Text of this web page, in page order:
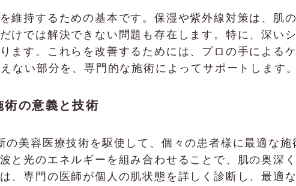
維持するための基本です。保湿や紫外線対策は、肌
けでは解決できない問題も存在します。特に、深い
ます。これらを改善するためには、プロの手による
ない部分を、専門的な施術によってサポートします。
の意義と技術
美容医療技術を駆使して、個々の患者様に最適な施
と光のエネルギーを組み合わせることで、肌の奥深
、専門の医師が個人の肌状態を詳しく診断し、最適